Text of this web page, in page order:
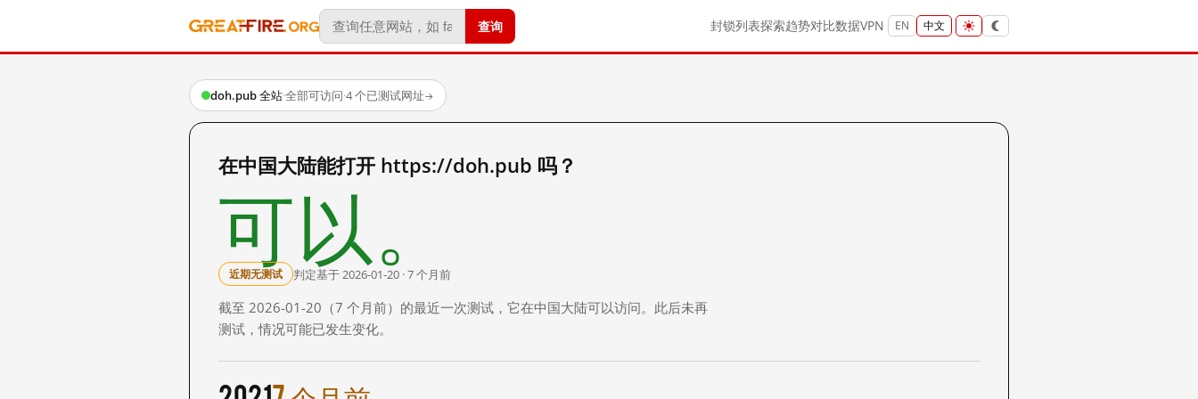
查询 封锁列表探索趋势对比数据VPN EN 中文
doh.pub 全站·全部可访问·4 个已测试网址→
在中国大陆能打开 https://doh.pub 吗？
可以。
近期无测试 判定基于 2026-01-20 · 7 个月前
截至 2026-01-20（7 个月前）的最近一次测试，它在中国大陆可以访问。此后未再
测试，情况可能已发生变化。